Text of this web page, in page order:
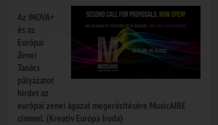
Az INOVA+
és az
Európai
Zenei
Tanács
pályázatot
hirdet az
európai zenei ágazat megerősítésére MusicAIRE
címmel. (Kreatív Európa Iroda)